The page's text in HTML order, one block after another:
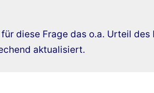
diese Frage das o.a. Urteil
aktualisiert.